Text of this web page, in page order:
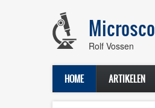
Rolf Vossen
HOME ARTIKELEN